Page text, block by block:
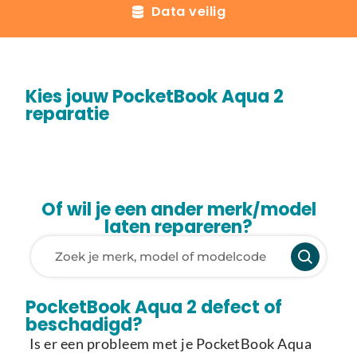
Data veilig
Kies jouw PocketBook Aqua 2
reparatie
Of wil je een ander merk/model
laten repareren?
PocketBook Aqua 2 defect of
beschadigd?
Is er een probleem met je PocketBook Aqua